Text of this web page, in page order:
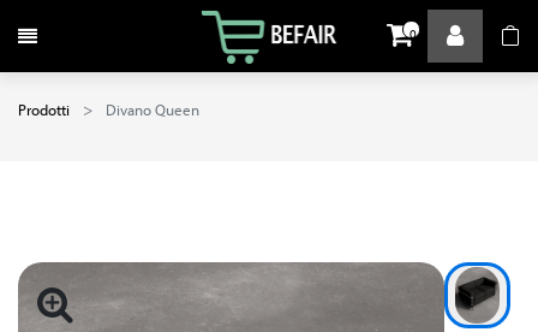
Attiva / disattiva la navigazione 0
Prodotti Divano Queen